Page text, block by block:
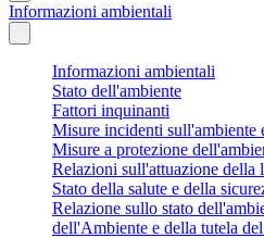
Informazioni ambientali
Informazioni ambientali
Stato dell'ambiente
Fattori inquinanti
Misure incidenti sull'ambiente
Misure a protezione
Relazioni sull'attuazione della
Stato della salute e della
Relazione sullo stato
dell'Ambiente e della tutela